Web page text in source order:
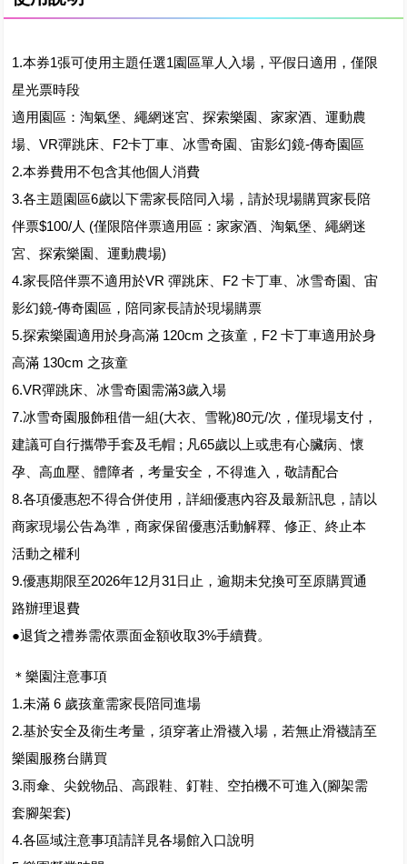
1.本券1張可使用主題任選1園區單人入場，平假日適用，僅限
星光票時段
適用園區：淘氣堡、繩網迷宮、探索樂園、家家酒、運動農
場、VR彈跳床、F2卡丁車、冰雪奇園、宙影幻鏡-傳奇園區
2.本券費用不包含其他個人消費
3.各主題園區6歲以下需家長陪同入場，請於現場購買家長陪
伴票$100/人 (僅限陪伴票適用區：家家酒、淘氣堡、繩網迷
宮、探索樂園、運動農場)
4.家長陪伴票不適用於VR 彈跳床、F2 卡丁車、冰雪奇園、宙
影幻鏡-傳奇園區，陪同家長請於現場購票
5.探索樂園適用於身高滿 120cm 之孩童，F2 卡丁車適用於身
高滿 130cm 之孩童
6.VR彈跳床、冰雪奇園需滿3歲入場
7.冰雪奇園服飾租借一組(大衣、雪靴)80元/次，僅現場支付，
建議可自行攜帶手套及毛帽 ; 凡65歲以上或患有心臟病、懷
孕、高血壓、體障者，考量安全，不得進入，敬請配合
8.各項優惠恕不得合併使用，詳細優惠內容及最新訊息，請以
商家現場公告為準，商家保留優惠活動解釋、修正、終止本
活動之權利
9.優惠期限至2026年12月31日止，逾期未兌換可至原購買通
路辦理退費
●退貨之禮券需依票面金額收取3%手續費。
＊樂園注意事項
1.未滿 6 歲孩童需家長陪同進場
2.基於安全及衛生考量，須穿著止滑襪入場，若無止滑襪請至
樂園服務台購買
3.雨傘、尖銳物品、高跟鞋、釘鞋、空拍機不可進入(腳架需
套腳架套)
4.各區域注意事項請詳見各場館入口說明